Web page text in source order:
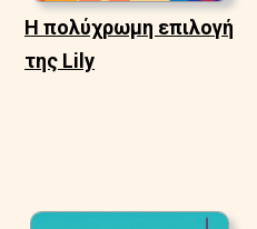
Η πολύχρωμη επιλογή
της Lily